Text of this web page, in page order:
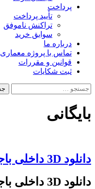
پرداخت
تأیید پرداخت
تراکنش ناموفق
سوابق خرید
درباره ما
تماس با پروژه معماری
قوانین و مقررات
ثبت شکایات
جستجو
برای:
بایگانی
دانلود 3D داخلی باجه اطلاعات و نگهبانی
دانلود 3D داخلی باجه اطلاعات و نگهبانی